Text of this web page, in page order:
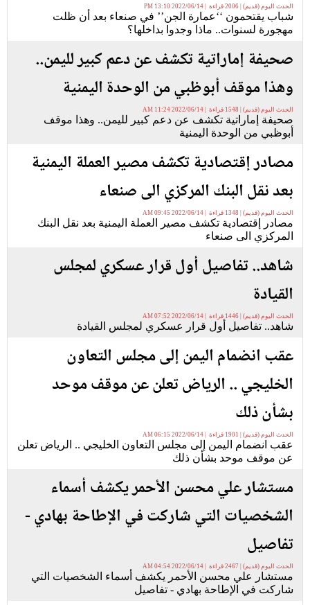
الحدث اليوم (قديم) | 2006 قراءة | 2022/06/14 13:10 PM
شباب يقتحمون ‘‘عمارة الجن’’ في صنعاء بعد أن ظلت
مهجورة لسنوات.. ماذا وجدوا بداخلها؟
صحيفة إماراتية تكشف عن دعم كبير لليمن..
وهذا موقف أبوظبي من الوحدة اليمنية
الحدث اليوم (قديم) | 1548 قراءة | 2022/06/14 11:24 AM
صحيفة إماراتية تكشف عن دعم كبير لليمن.. وهذا موقف
أبوظبي من الوحدة اليمنية
مصادر إقتصادية تكشف مصير العملة اليمنية
بعد نقل البنك المركزي الى صنعاء
الحدث اليوم (قديم) | 1348 قراءة | 2022/06/14 09:45 AM
مصادر إقتصادية تكشف مصير العملة اليمنية بعد نقل البنك
المركزي الى صنعاء
شاهد.. تفاصيل أول قرار عسكري لمجلس
القيادة
الحدث اليوم (قديم) | 1446 قراءة | 2022/06/14 07:52 AM
شاهد.. تفاصيل أول قرار عسكري لمجلس القيادة
عقب انضمام اليمن إلى مجلس التعاون
الخليجي .. الرياض تعلن عن موقف موحد
بشأن ذلك
الحدث اليوم (قديم) | 1901 قراءة | 2022/06/14 06:15 AM
عقب انضمام اليمن إلى مجلس التعاون الخليجي .. الرياض تعلن
عن موقف موحد بشأن ذلك
مستشار علي محسن الأحمر يكشف أسماء
الشخصيات التي شاركت في الإطاحة بهادي -
تفاصيل
الحدث اليوم (قديم) | 2467 قراءة | 2022/06/14 04:54 AM
مستشار علي محسن الأحمر يكشف أسماء الشخصيات التي
شاركت في الإطاحة بهادي - تفاصيل